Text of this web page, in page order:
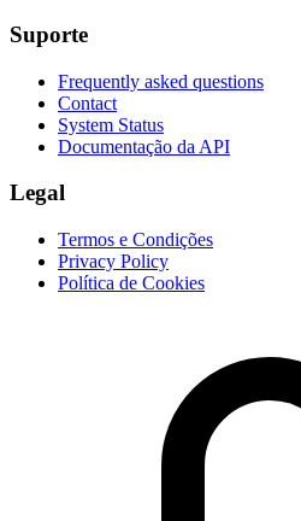
Suporte
Frequently asked questions
Contact
System Status
Documentação da API
Legal
Termos e Condições
Privacy Policy
Política de Cookies